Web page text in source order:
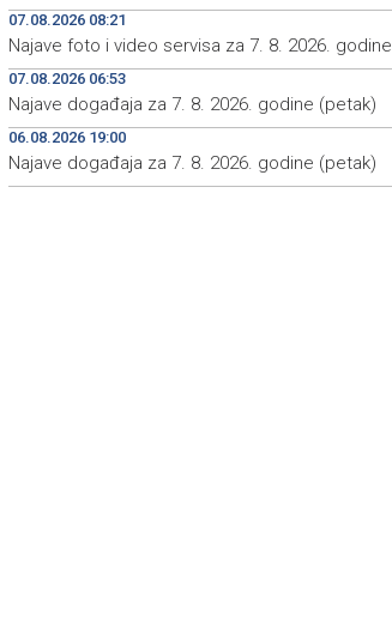
07.08.2026 08:21
Najave foto i video servisa za 7. 8. 2026.
07.08.2026 06:53
Najave događaja za 7. 8. 2026. godine (petak)
06.08.2026 19:00
Najave događaja za 7. 8. 2026. godine (petak)